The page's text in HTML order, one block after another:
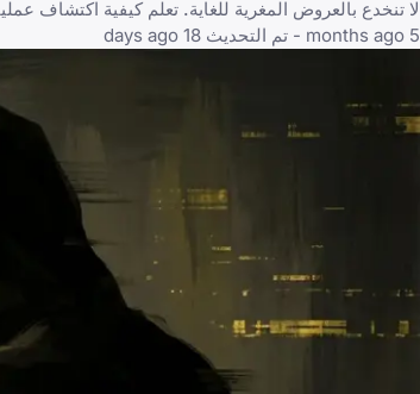
لا تنخدع بالعروض المغرية للغاية. تعلم كيفية اكتشاف
5 months ago - تم التحديث 18 days ago